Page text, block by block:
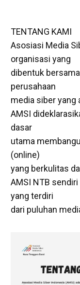
TENTANG KAMI
Asosiasi Media
organisasi yang
dibentuk
perusahaan
media siber yang
AMSI
dasar
utama
(online)
yang berkulitas
AMSI NTB
yang terdiri
dari puluhan